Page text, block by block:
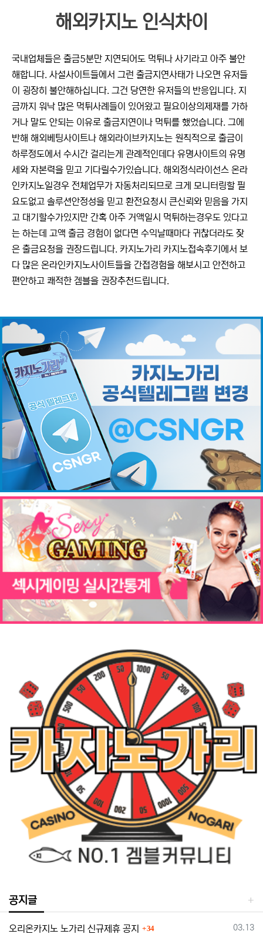
해외카지노 인식차이
국내업체들은 출금5분만 지연되어도 먹튀나 사기라고 아주 불안
해합니다. 사설사이트들에서 그런 출금지연사태가 나오면 유저들
이 굉장히 불안해하십니다. 그건 당연한 유저들의 반응입니다. 지
금까지 워낙 많은 먹튀사례들이 있어왔고 필요이상의제재를 가하
거나 말도 안되는 이유로 출금지연이나 먹튀를 했었습니다. 그에
반해 해외베팅사이트나 해외라이브카지노는 원칙적으로 출금이
하루정도에서 수시간 걸리는게 관례적인데다 유명사이트의 유명
세와 자본력을 믿고 기다릴수가있습니다. 해외정식라이선스 온라
인카지노일경우 전체업무가 자동처리되므로 크게 모니터링할 필
요도없고 솔루션안정성을 믿고 환전요청시 큰신뢰와 믿음을 가지
고 대기할수가있지만 간혹 아주 거액일시 먹튀하는경우도 있다고
는 하는데 고액 출금 경험이 없다면 수익날때마다 귀찮더라도 잦
은 출금요청을 권장드립니다. 카지노가리 카지노접속후기에서 보
다 많은 온라인카지노사이트들을 간접경험을 해보시고 안전하고
편안하고 쾌적한 겜블을 권장추천드립니다.
공지글
등록일
03.13
오리온카지노 노가리 신규제휴 공지 34